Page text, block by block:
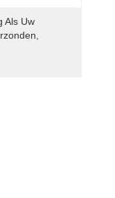
Als Uw